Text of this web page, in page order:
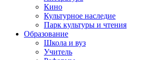
Кино
Культурное наследие
Парк культуры и чтения
Образование
Школа и вуз
Учитель